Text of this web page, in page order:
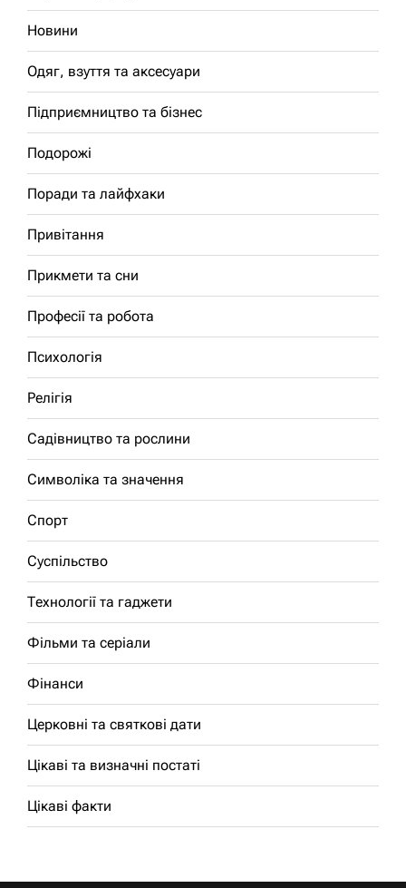
Новини
Одяг, взуття та аксесуари
Підприємництво та бізнес
Подорожі
Поради та лайфхаки
Привітання
Прикмети та сни
Професії та робота
Психологія
Релігія
Садівництво та рослини
Символіка та значення
Спорт
Суспільство
Технології та гаджети
Фільми та серіали
Фінанси
Церковні та святкові дати
Цікаві та визначні постаті
Цікаві факти